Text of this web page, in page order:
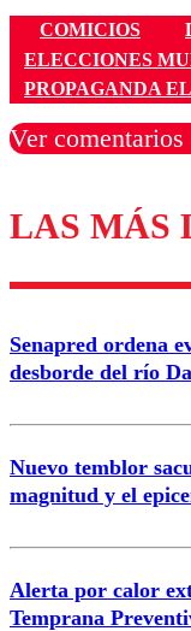
COMICIOS
ELECCIONES
PROPAGANDA
Ver comentarios
Los
Correo
LAS MÁS
Senapred ordena
desborde del río
Nuevo temblor
magnitud y el
Alerta por calor
Temprana